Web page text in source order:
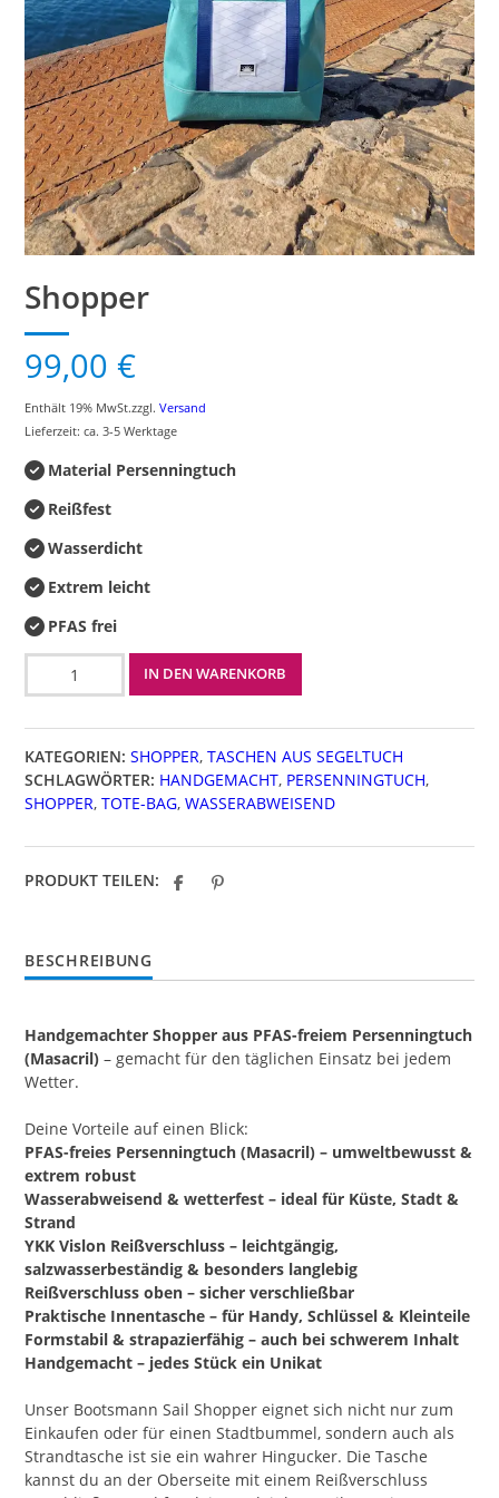
Shopper
99,00€
Enthält 19% MwSt.zzgl.Versand
Lieferzeit: ca. 3-5 Werktage
Material Persenningtuch
Reißfest
Wasserdicht
Extrem leicht
PFAS frei
Shopper
Menge
IN DEN WARENKORB
KATEGORIEN: SHOPPER,TASCHEN AUS SEGELTUCH
SCHLAGWÖRTER: HANDGEMACHT, PERSENNINGTUCH,
SHOPPER,TOTE-BAG,WASSERABWEISEND
PRODUKT TEILEN:
BESCHREIBUNG
Handgemachter Shopper aus PFAS-freiem Persenningtuch
(Masacril) – gemacht für den täglichen Einsatz bei jedem
Wetter.
Deine Vorteile auf einen Blick:
PFAS-freies Persenningtuch (Masacril) – umweltbewusst &
extrem robust
Wasserabweisend & wetterfest – ideal für Küste, Stadt &
Strand
YKK Vislon Reißverschluss – leichtgängig,
salzwasserbeständig & besonders langlebig
Reißverschluss oben – sicher verschließbar
Praktische Innentasche – für Handy, Schlüssel & Kleinteile
Formstabil & strapazierfähig – auch bei schwerem Inhalt
Handgemacht – jedes Stück ein Unikat
Unser Bootsmann Sail Shopper eignet sich nicht nur zum
Einkaufen oder für einen Stadtbummel, sondern auch als
Strandtasche ist sie ein wahrer Hingucker. Die Tasche
kannst du an der Oberseite mit einem Reißverschluss